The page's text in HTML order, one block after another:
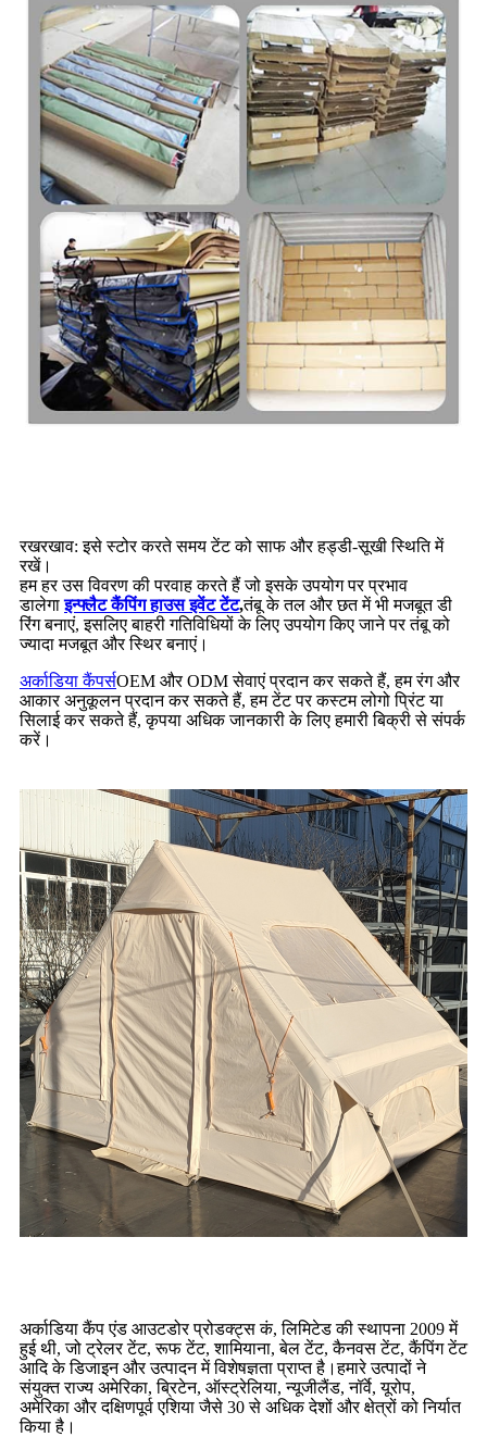
रखरखाव: इसे स्टोर करते समय टेंट को साफ और हड्डी-सूखी स्थिति में
रखें।
हम हर उस विवरण की परवाह करते हैं जो इसके उपयोग पर प्रभाव
डालेगा इन्फ्लैट कैंपिंग हाउस इवेंट टेंट,तंबू के तल और छत में भी मजबूत डी
रिंग बनाएं, इसलिए बाहरी गतिविधियों के लिए उपयोग किए जाने पर तंबू को
ज्यादा मजबूत और स्थिर बनाएं।
अर्काडिया कैंपर्सOEM और ODM सेवाएं प्रदान कर सकते हैं, हम रंग और
आकार अनुकूलन प्रदान कर सकते हैं, हम टेंट पर कस्टम लोगो प्रिंट या
सिलाई कर सकते हैं, कृपया अधिक जानकारी के लिए हमारी बिक्री से संपर्क
करें।
अर्काडिया कैंप एंड आउटडोर प्रोडक्ट्स कं, लिमिटेड की स्थापना 2009 में
हुई थी, जो ट्रेलर टेंट, रूफ टेंट, शामियाना, बेल टेंट, कैनवस टेंट, कैंपिंग टेंट
आदि के डिजाइन और उत्पादन में विशेषज्ञता प्राप्त है।हमारे उत्पादों ने
संयुक्त राज्य अमेरिका, ब्रिटेन, ऑस्ट्रेलिया, न्यूजीलैंड, नॉर्वे, यूरोप,
अमेरिका और दक्षिणपूर्व एशिया जैसे 30 से अधिक देशों और क्षेत्रों को निर्यात
किया है।